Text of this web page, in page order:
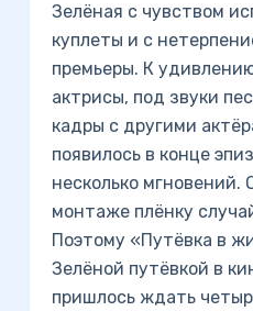
Зелёная с чувством
куплеты и с
премьеры. К
актрисы, под звуки
кадры с другими
появилось в конце
несколько мгновений.
монтаже плёнку
Поэтому «Путёвка в
Зелёной путёвкой в
пришлось ждать